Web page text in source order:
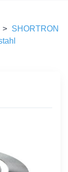
> SHORTRON